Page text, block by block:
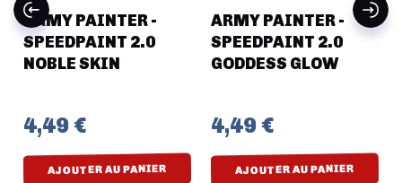
ARMY PAINTER -
SPEEDPAINT 2.0
NOBLE SKIN
4,49 €
AJOUTER AU PANIER
ARMY PAINTER -
SPEEDPAINT 2.0
GODDESS GLOW
4,49 €
AJOUTER AU PANIER